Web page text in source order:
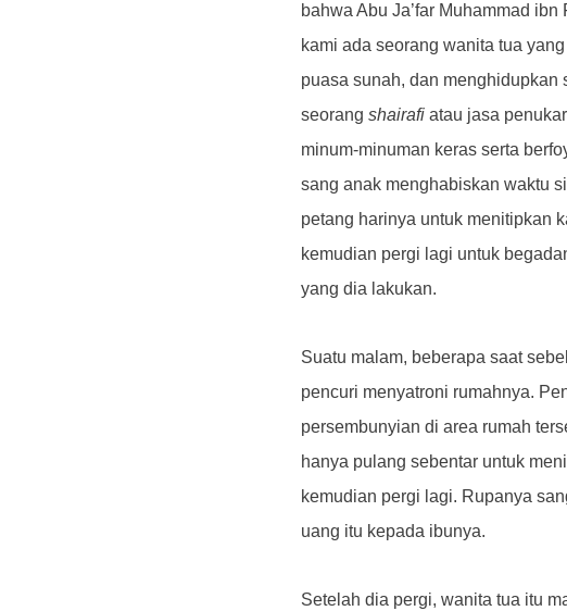
bahwa Abu Ja’far Muhammad
kami ada seorang wanita tua yang
puasa sunah, dan menghidupkan
seorang shairafi atau jasa
minum-minuman keras serta
sang anak menghabiskan waktu
petang harinya untuk menitipkan
kemudian pergi lagi untuk
yang dia lakukan.
Suatu malam, beberapa saat
pencuri menyatroni rumahnya.
persembunyian di area rumah
hanya pulang sebentar untuk
kemudian pergi lagi. Rupanya
uang itu kepada ibunya.
Setelah dia pergi, wanita tua itu